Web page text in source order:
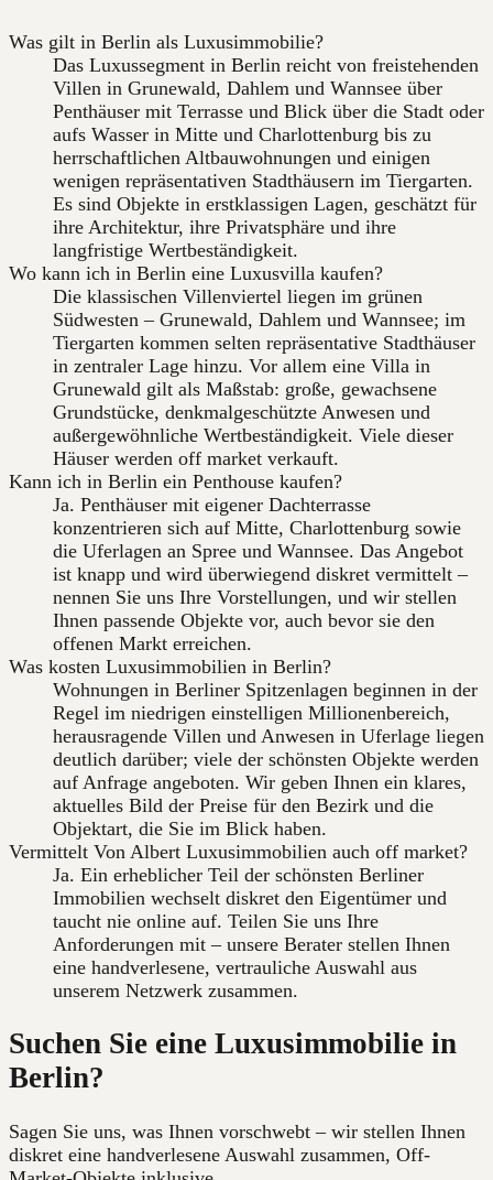
Was gilt in Berlin als Luxusimmobilie?
Das Luxussegment in Berlin reicht von freistehenden
Villen in Grunewald, Dahlem und Wannsee über
Penthäuser mit Terrasse und Blick über die Stadt oder
aufs Wasser in Mitte und Charlottenburg bis zu
herrschaftlichen Altbauwohnungen und einigen
wenigen repräsentativen Stadthäusern im Tiergarten.
Es sind Objekte in erstklassigen Lagen, geschätzt für
ihre Architektur, ihre Privatsphäre und ihre
langfristige Wertbeständigkeit.
Wo kann ich in Berlin eine Luxusvilla kaufen?
Die klassischen Villenviertel liegen im grünen
Südwesten – Grunewald, Dahlem und Wannsee; im
Tiergarten kommen selten repräsentative Stadthäuser
in zentraler Lage hinzu. Vor allem eine Villa in
Grunewald gilt als Maßstab: große, gewachsene
Grundstücke, denkmalgeschützte Anwesen und
außergewöhnliche Wertbeständigkeit. Viele dieser
Häuser werden off market verkauft.
Kann ich in Berlin ein Penthouse kaufen?
Ja. Penthäuser mit eigener Dachterrasse
konzentrieren sich auf Mitte, Charlottenburg sowie
die Uferlagen an Spree und Wannsee. Das Angebot
ist knapp und wird überwiegend diskret vermittelt –
nennen Sie uns Ihre Vorstellungen, und wir stellen
Ihnen passende Objekte vor, auch bevor sie den
offenen Markt erreichen.
Was kosten Luxusimmobilien in Berlin?
Wohnungen in Berliner Spitzenlagen beginnen in der
Regel im niedrigen einstelligen Millionenbereich,
herausragende Villen und Anwesen in Uferlage liegen
deutlich darüber; viele der schönsten Objekte werden
auf Anfrage angeboten. Wir geben Ihnen ein klares,
aktuelles Bild der Preise für den Bezirk und die
Objektart, die Sie im Blick haben.
Vermittelt Von Albert Luxusimmobilien auch off market?
Ja. Ein erheblicher Teil der schönsten Berliner
Immobilien wechselt diskret den Eigentümer und
taucht nie online auf. Teilen Sie uns Ihre
Anforderungen mit – unsere Berater stellen Ihnen
eine handverlesene, vertrauliche Auswahl aus
unserem Netzwerk zusammen.
Suchen Sie eine Luxusimmobilie in
Berlin?
Sagen Sie uns, was Ihnen vorschwebt – wir stellen Ihnen
diskret eine handverlesene Auswahl zusammen, Off-